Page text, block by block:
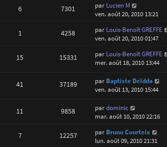
6 7301 par Lucien M
ven. août 20, 2010 13:21
1 4258 par Louis-Benoît GREFFE
ven. août 20, 2010 01:47
15 15331 par Louis-Benoît GREFFE
mer. août 18, 2010 13:44
41 37189 par Baptiste Deïdda
ven. août 13, 2010 15:44
11 9858 pardominic
mar. août 10, 2010 22:16
7 12257 par Bruno Courteix
lun. août 09, 2010 21:31